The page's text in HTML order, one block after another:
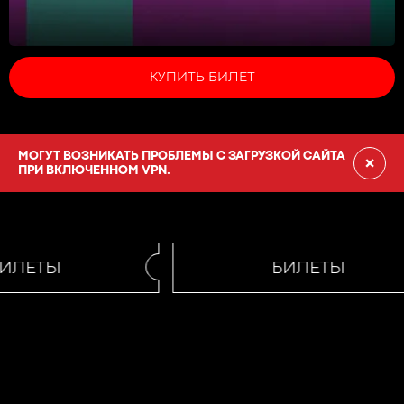
КУПИТЬ БИЛЕТ
МОГУТ ВОЗНИКАТЬ ПРОБЛЕМЫ С ЗАГРУЗКОЙ САЙТА
ПРИ ВКЛЮЧЕННОМ VPN.
×
БИЛЕТЫ